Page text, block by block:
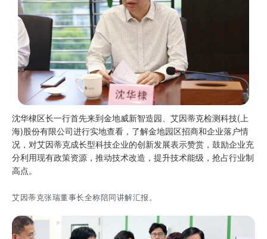
沈华棣区长一行首先来到金地威新智造园、艾因蒂克检测科技(上
海)股份有限公司进行实地查看，了解金地园区招商和企业落户情
况，对艾因蒂克成长型科技企业的创新发展表示赞赏，鼓励企业充
分利用现有政策资源，推动技术改造，提升技术能级，抢占行业制
高点。
艾因蒂克张瑞董事长全称陪同讲解汇报。